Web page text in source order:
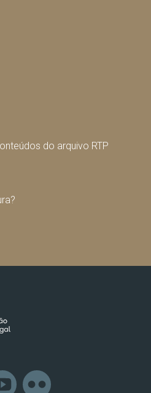
do arquivo RTP